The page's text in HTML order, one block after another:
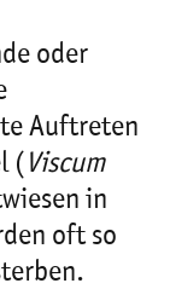
oder
Auftreten
( Viscum
in
oft so